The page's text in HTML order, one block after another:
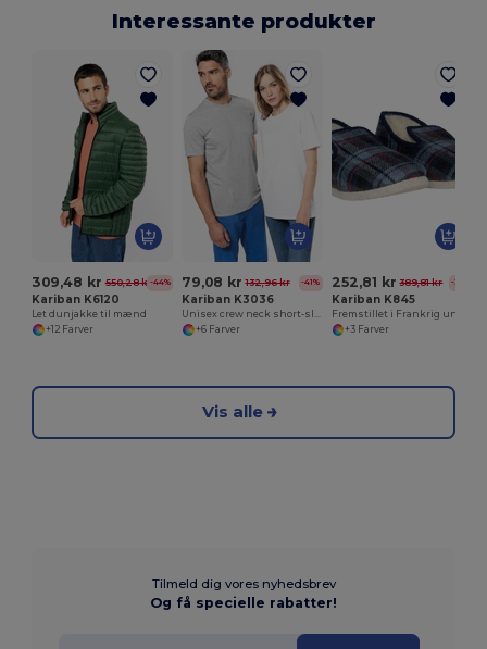
Interessante produkter
309,48 kr 550,28 kr-44%
Kariban K6120
Let dunjakke til mænd
+12 Farver
79,08 kr 132,96 kr -41%
Kariban K3036
+6 Farver
252,81 kr 389,81 kr -35%
Kariban K845
+3 Farver
Vis alle
Tilmeld dig vores nyhedsbrev
Og få specielle rabatter!